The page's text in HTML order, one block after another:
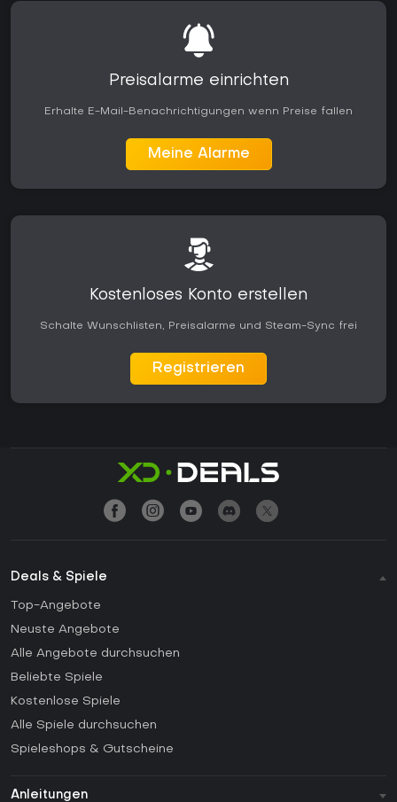
Preisalarme einrichten
Erhalte E-Mail-Benachrichtigungen wenn Preise fallen
Meine Alarme
Kostenloses Konto erstellen
Schalte Wunschlisten, Preisalarme und Steam-Sync frei
Registrieren
Deals & Spiele
Top-Angebote
Neuste Angebote
Alle Angebote durchsuchen
Beliebte Spiele
Kostenlose Spiele
Alle Spiele durchsuchen
Spieleshops & Gutscheine
Anleitungen